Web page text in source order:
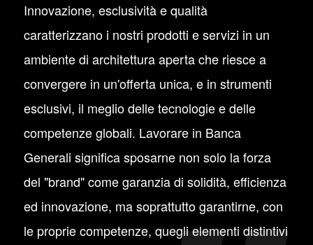
Innovazione, esclusività e qualità
caratterizzano i nostri prodotti e servizi in un
ambiente di architettura aperta che riesce a
convergere in un'offerta unica, e in strumenti
esclusivi, il meglio delle tecnologie e delle
competenze globali. Lavorare in Banca
Generali significa sposarne non solo la forza
del "brand" come garanzia di solidità, efficienza
ed innovazione, ma soprattutto garantirne, con
le proprie competenze, quegli elementi distintivi